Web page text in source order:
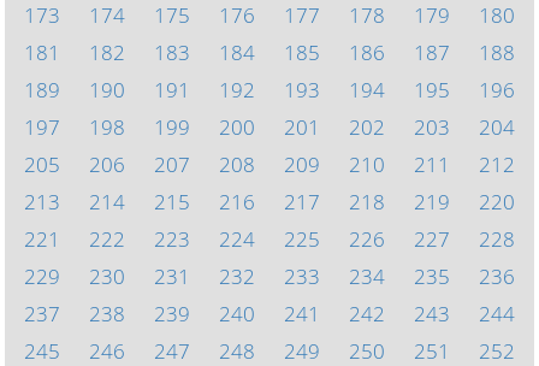
173
174 175 176 177 178 179
180
181
182 183 184 185 186 187
188
189
190 191 192 193 194 195
196
197
198 199 200 201 202 203
204
205
206 207 208 209 210 211
212
213
214 215 216 217 218 219
220
221
222 223 224 225 226 227
228
229
230 231 232 233 234 235
236
237
238 239 240 241 242 243
244
245
246 247 248 249 250 251
252